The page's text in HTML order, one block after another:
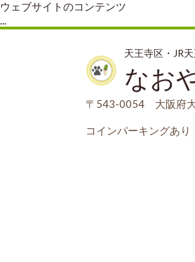
ウェブサイトのコンテンツ
...
天王寺区・JR
なお
〒543-0054 大阪府
コインパーキングあり